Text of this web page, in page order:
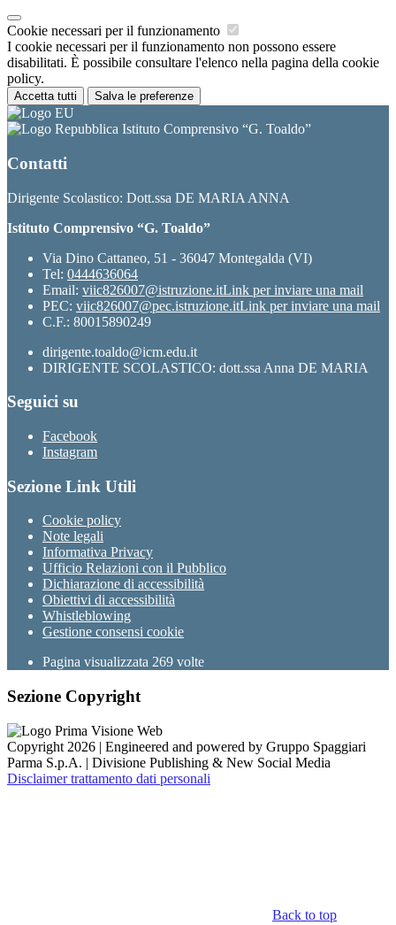
Cookie necessari per il funzionamento
I cookie necessari per il funzionamento non possono essere
disabilitati. È possibile consultare l'elenco nella pagina della cookie
policy.
Accetta tutti Salva le preferenze
Istituto Comprensivo “G. Toaldo”
Contatti
Dirigente Scolastico: Dott.ssa DE MARIA ANNA
Istituto Comprensivo “G. Toaldo”
Via Dino Cattaneo, 51 - 36047 Montegalda (VI)
Tel: 0444636064
Email: viic826007@istruzione.itLink per inviare una mail
PEC: viic826007@pec.istruzione.itLink per inviare una mail
C.F.: 80015890249
dirigente.toaldo@icm.edu.it
DIRIGENTE SCOLASTICO: dott.ssa Anna DE MARIA
Seguici su
Facebook
Instagram
Sezione Link Utili
Cookie policy
Note legali
Informativa Privacy
Ufficio Relazioni con il Pubblico
Dichiarazione di accessibilità
Obiettivi di accessibilità
Whistleblowing
Gestione consensi cookie
Pagina visualizzata 269 volte
Sezione Copyright
Copyright 2026 | Engineered and powered by Gruppo Spaggiari
Parma S.p.A. | Divisione Publishing & New Social Media
Disclaimer trattamento dati personali
Back to top